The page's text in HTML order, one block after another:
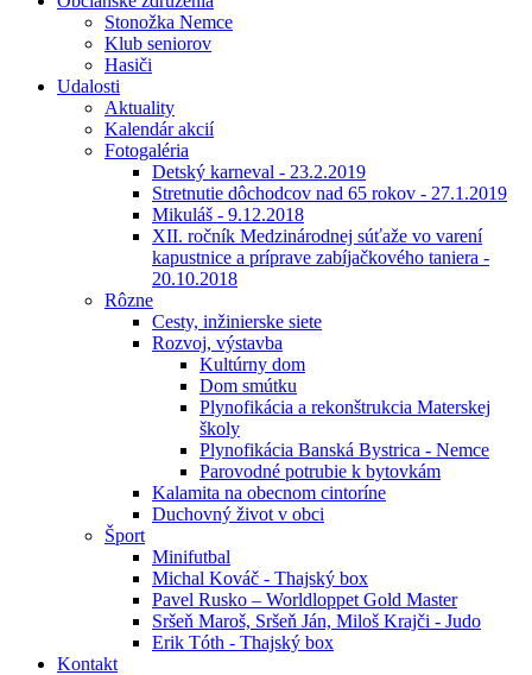
Stonožka Nemce
Klub seniorov
Hasiči
Udalosti
Aktuality
Kalendár akcií
Fotogaléria
Detský karneval - 23.2.2019
Stretnutie dôchodcov nad 65 rokov - 27.1.2019
Mikuláš - 9.12.2018
XII. ročník Medzinárodnej súťaže vo varení
kapustnice a príprave zabíjačkového taniera -
20.10.2018
Rôzne
Cesty, inžinierske siete
Rozvoj, výstavba
Kultúrny dom
Dom smútku
Plynofikácia a rekonštrukcia Materskej
školy
Plynofikácia Banská Bystrica - Nemce
Parovodné potrubie k bytovkám
Kalamita na obecnom cintoríne
Duchovný život v obci
Šport
Minifutbal
Michal Kováč - Thajský box
Pavel Rusko – Worldloppet Gold Master
Sršeň Maroš, Sršeň Ján, Miloš Krajči - Judo
Erik Tóth - Thajský box
Kontakt